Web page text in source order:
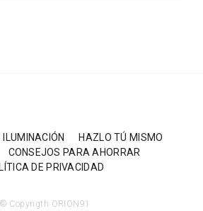
ILUMINACIÓN
HAZLO TÚ MISMO
CONSEJOS PARA AHORRAR
DE PRIVACIDAD
© Copyrigth ORION91